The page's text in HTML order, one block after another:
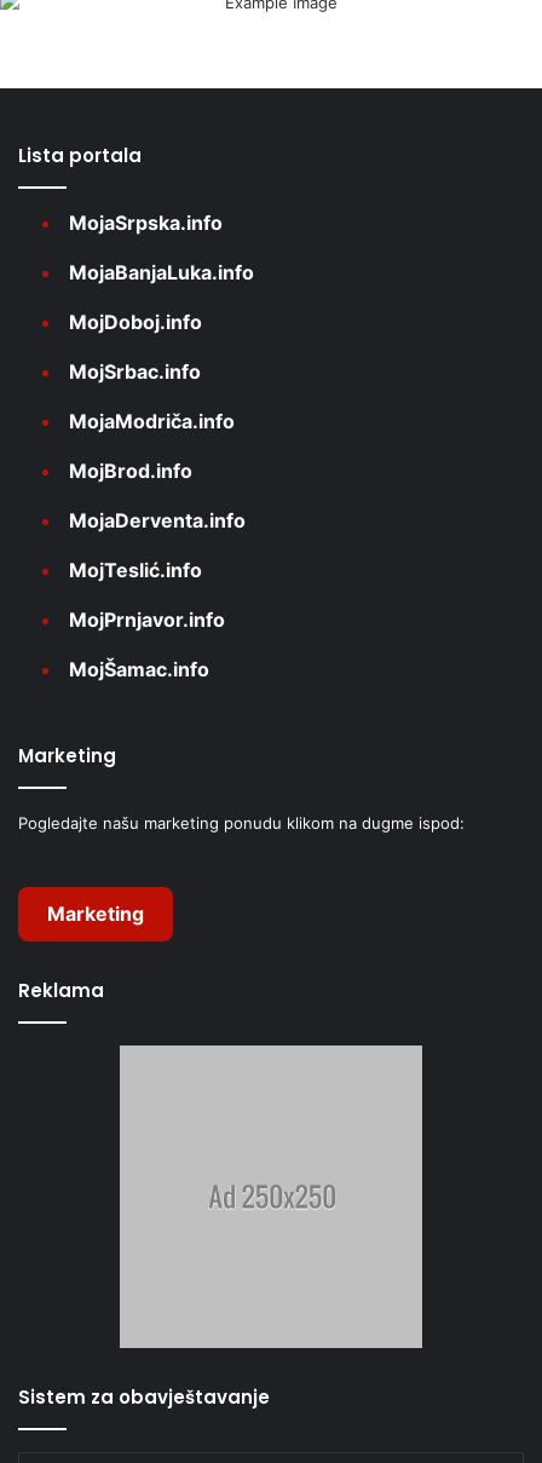
Lista portala
MojaSrpska.info
MojaBanjaLuka.info
MojDoboj.info
MojSrbac.info
MojaModriča.info
MojBrod.info
MojaDerventa.info
MojTeslić.info
MojPrnjavor.info
MojŠamac.info
Marketing
Pogledajte našu marketing ponudu klikom na dugme ispod:
Marketing
Reklama
Sistem za obavještavanje